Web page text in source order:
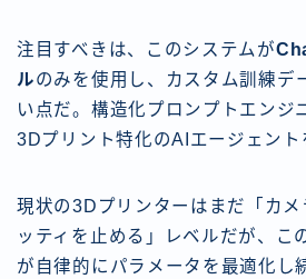
注目すべきは、このシステムが
ルのみを使用し、カスタム訓練デ
い点だ。構造化プロンプトエンジ
3Dプリント特化のAIエージェント
現状の3Dプリンターはまだ「カ
ッティを止める」レベルだが、こ
が自律的にパラメータを最適化し